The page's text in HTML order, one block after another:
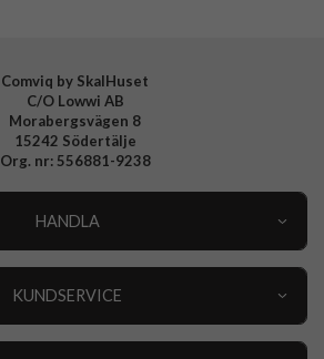
Comviq by SkalHuset
C/O Lowwi AB
Morabergsvägen 8
15242 Södertälje
Org. nr: 556881-9238
HANDLA
KUNDSERVICE